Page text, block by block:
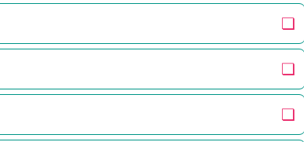
❏
❏
❏